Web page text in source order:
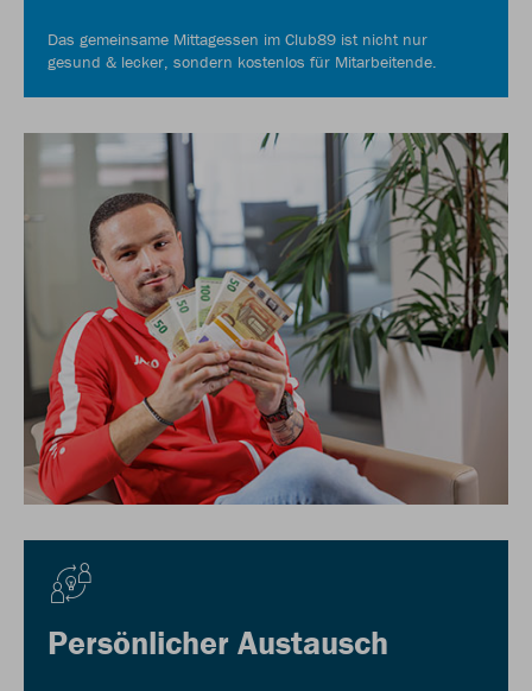
Das gemeinsame Mittagessen im Club89 ist nicht nur
gesund & lecker, sondern kostenlos für Mitarbeitende.
Persönlicher Austausch